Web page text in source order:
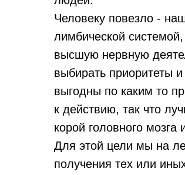
Человеку повезло -
лимбической
высшую нервную
выбирать приоритеты
выгодны по каким то
к действию, так что
корой головного
Для этой цели мы на
получения тех или